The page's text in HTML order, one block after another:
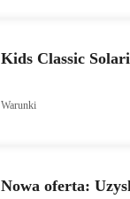
Kids Classic
Warunki
Nowa oferta: